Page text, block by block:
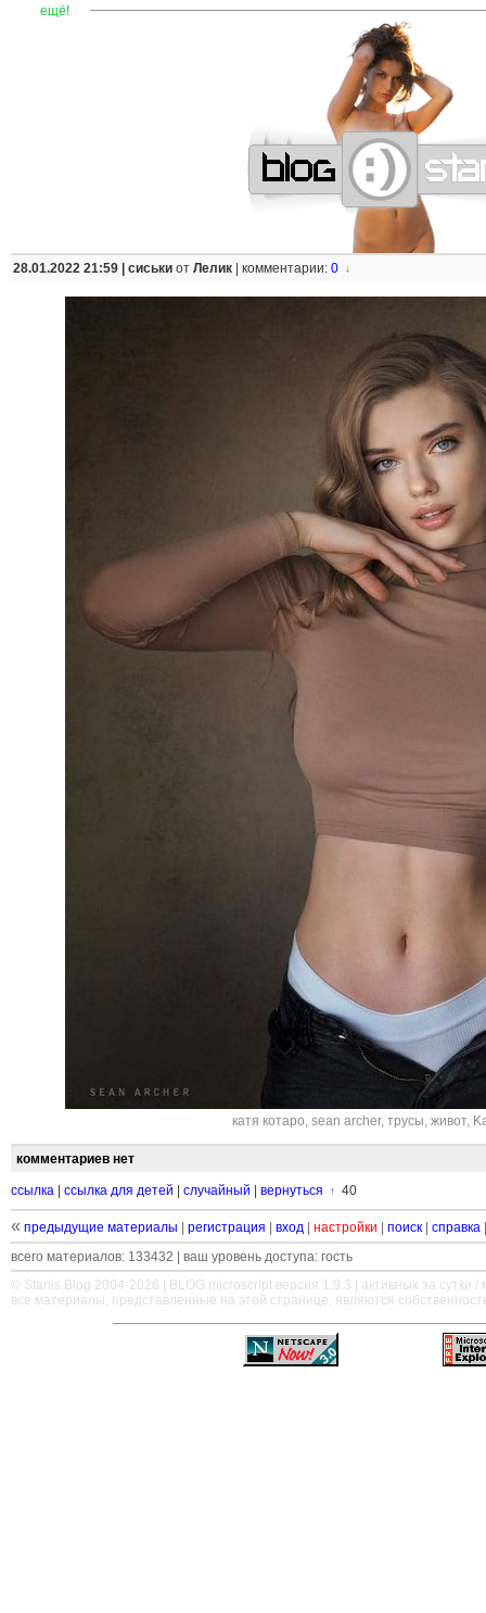
ещё! ——————————————————————
28.01.2022 21:59 | сиськи от Лелик комментарии: 0 ↓
катя котаро, sean archer, трусы, живот,
комментариев нет
ссылка ссылка для детей случайный вернуться ↑ 40
« предыдущие материалы регистрация вход настройки поиск справка
всего материалов: 133432 | ваш уровень доступа: гость
© Stanis.Blog 2004-2026 |
BLOG.microscript версия 1.9.3 | активных за сутки /
все материалы, представленные на этой странице, являются
—————————————————————